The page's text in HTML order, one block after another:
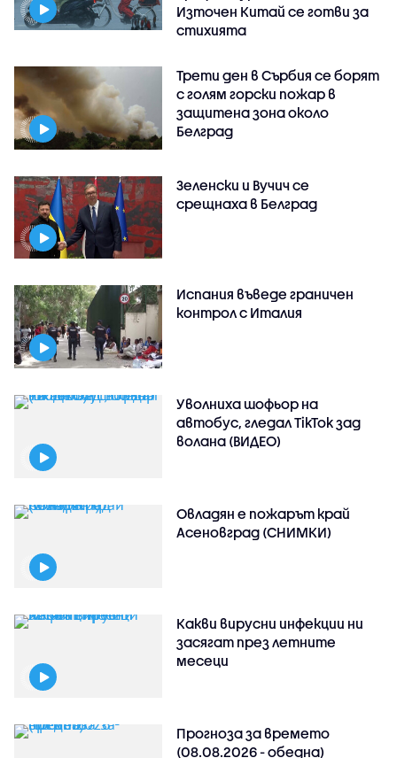
Източен Китай се готви за
стихията
Трети ден в Сърбия се борят
с голям горски пожар в
защитена зона около
Белград
Зеленски и Вучич се
срещнаха в Белград
Испания въведе граничен
контрол с Италия
Уволниха шофьор на
автобус, гледал TikTok зад
волана (ВИДЕО)
Овладян е пожарът край
Асеновград (СНИМКИ)
Какви вирусни инфекции ни
засягат през летните
месеци
Прогноза за времето
(08.08.2026 - обедна)